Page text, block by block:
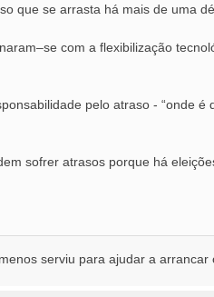
que se arrasta há mais de uma
com a flexibilização
pelo atraso - “onde
sofrer atrasos porque há
serviu para ajudar a arrancar